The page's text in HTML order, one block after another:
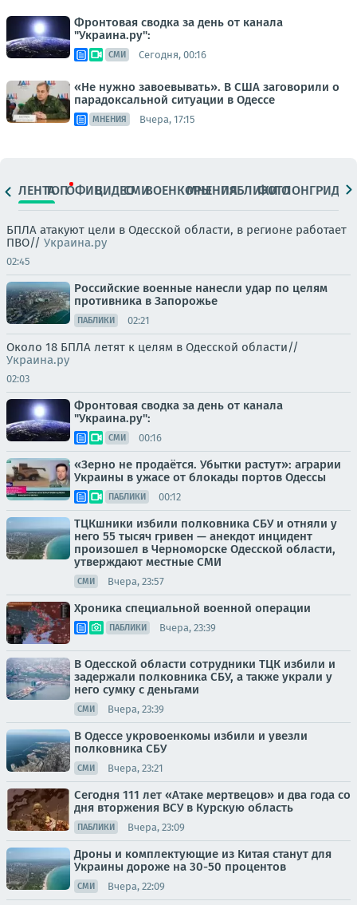
Фронтовая сводка за день от канала
"Украина.ру":
СМИ Сегодня, 00:16
«Не нужно завоевывать». В США заговорили о
парадоксальной ситуации в Одессе
МНЕНИЯ Вчера, 17:15
ЛЕНТАТОПОФИЦ.ВИДЕОСМИВОЕНКОРЫМНЕНИЯПАБЛИКИ
ФОТОЛОНГРИДЫ
БПЛА атакуют цели в Одесской области, в регионе работает
ПВО// Украина.ру
02:45
Российские военные нанесли удар по целям
противника в Запорожье
ПАБЛИКИ 02:21
Около 18 БПЛА летят к целям в Одесской области//
Украина.ру
02:03
Фронтовая сводка за день от канала
"Украина.ру":
СМИ 00:16
«Зерно не продаётся. Убытки растут»: аграрии
Украины в ужасе от блокады портов Одессы
ПАБЛИКИ 00:12
ТЦКшники избили полковника СБУ и отняли у
него 55 тысяч гривен — анекдот инцидент
произошел в Черноморске Одесской области,
утверждают местные СМИ
СМИ Вчера, 23:57
Хроника специальной военной операции
ПАБЛИКИ Вчера, 23:39
В Одесской области сотрудники ТЦК избили и
задержали полковника СБУ, а также украли у
него сумку с деньгами
СМИ Вчера, 23:39
В Одессе укровоенкомы избили и увезли
полковника СБУ
СМИ Вчера, 23:21
Сегодня 111 лет «Атаке мертвецов» и два года со
дня вторжения ВСУ в Курскую область
ПАБЛИКИ Вчера, 23:09
Дроны и комплектующие из Китая станут для
Украины дороже на 30-50 процентов
СМИ Вчера, 22:09